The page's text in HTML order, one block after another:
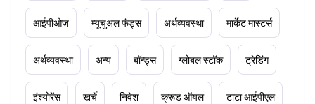
आईपीओज़ म्यूचुअल फंड्स अर्थव्यवस्था मार्केट मास्टर्स
अर्थव्यवस्था अन्य बॉन्ड्स ग्लोबल स्टॉक ट्रेडिंग
इंश्योरेंस खर्चे निवेश क्रूड ऑयल टाटा आईपीएल